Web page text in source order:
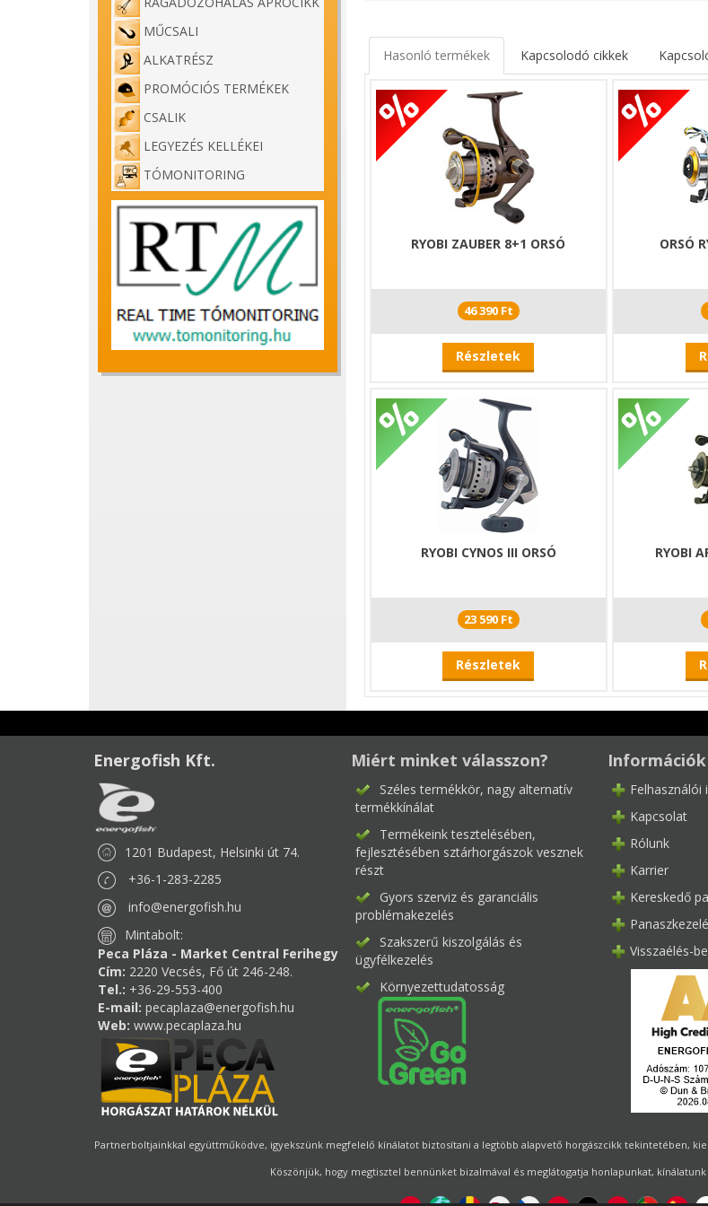
MŰCSALI
ALKATRÉSZ
PROMÓCIÓS TERMÉKEK
CSALIK
LEGYEZÉS KELLÉKEI
TÓMONITORING
Hasonló termékek Kapcsolodó cikkek
RYOBI ZAUBER 8+1 ORSÓ
46 390 Ft
Részletek
ORSÓ
RYOBI CYNOS III ORSÓ
23 590 Ft
Részletek
RYOBI
Energofish Kft.
1201 Budapest, Helsinki út 74.
+36-1-283-2285
info@energofish.hu
Mintabolt:
Peca Pláza - Market Central Ferihegy
Cím: 2220 Vecsés, Fő út 246-248.
Tel.: +36-29-553-400
E-mail: pecaplaza@energofish.hu
Web: www.pecaplaza.hu
Miért minket válasszon?
Széles termékkör, nagy alternatív
termékkínálat
Termékeink tesztelésében,
fejlesztésében sztárhorgászok vesznek
részt
Gyors szerviz és garanciális
problémakezelés
Szakszerű kiszolgálás és
ügyfélkezelés
Környezettudatosság
Információk
Felhasználói
Kapcsolat
Rólunk
Karrier
Kereskedő
Visszaélés-
Partnerboltjainkkal együttműködve, igyekszünk megfelelő kínálatot biztosítani a legtöbb alapvető horgászcikk tekintetében,
Köszönjük, hogy megtisztel bennünket bizalmával és meglátogatja honlapunkat,